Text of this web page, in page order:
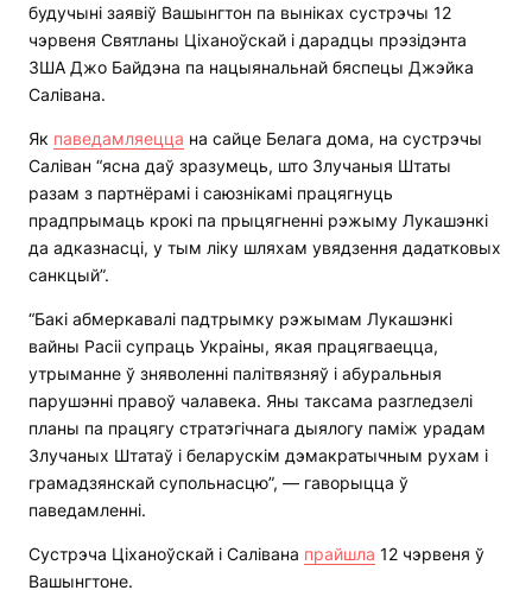
будучыні заявіў Вашынгтон па выніках сустрэчы 12
чэрвеня Святланы Ціханоўскай і дарадцы прэзідэнта
ЗША Джо Байдэна па нацыянальнай бяспецы Джэйка
Салівана.
Як паведамляецца на сайце Белага дома, на сустрэчы
Саліван “ясна даў зразумець, што Злучаныя Штаты
разам з партнёрамі і саюзнікамі працягнуць
прадпрымаць крокі па прыцягненні рэжыму Лукашэнкі
да адказнасці, у тым ліку шляхам увядзення дадатковых
санкцый”.
“Бакі абмеркавалі падтрымку рэжымам Лукашэнкі
вайны Расіі супраць Украіны, якая працягваецца,
утрыманне ў зняволенні палітвязняў і абуральныя
парушэнні правоў чалавека. Яны таксама разгледзелі
планы па працягу стратэгічнага дыялогу паміж урадам
Злучаных Штатаў і беларускім дэмакратычным рухам і
грамадзянскай супольнасцю”, — гаворыцца ў
паведамленні.
Сустрэча Ціханоўскай і Салівана прайшла 12 чэрвеня ў
Вашынгтоне.